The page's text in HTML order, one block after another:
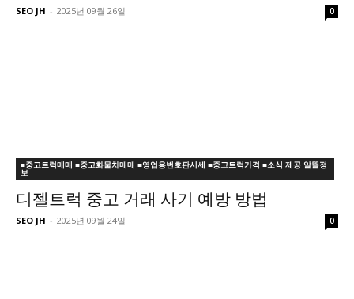
SEO JH - 2025년 09월 26일 0
■중고트럭매매 ■중고화물차매매 ■영업용번호판시세 ■중고트럭가격 ■소식 제공 알뜰정
보
디젤트럭 중고 거래 사기 예방 방법
SEO JH - 2025년 09월 24일 0